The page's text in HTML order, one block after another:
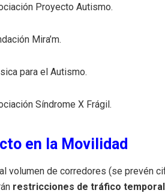
Proyecto Autismo.
Mira’m.
para el Autismo.
Síndrome X Frágil.
en la Movilidad
volumen de corredores (se prevén
restricciones de tráfico